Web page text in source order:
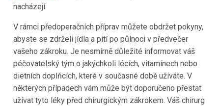
nacházejí.
V rámci předoperačních příprav můžete obdržet pokyny,
abyste se zdrželi jídla a pití po půlnoci v předvečer
vašeho zákroku. Je nesmírně důležité informovat váš
péčovatelský tým o jakýchkoli lécích, vitamínech nebo
dietních doplňcích, které v současné době užíváte. V
některých případech vám může být doporučeno přestat
užívat tyto léky před chirurgickým zákrokem. Váš chirurg